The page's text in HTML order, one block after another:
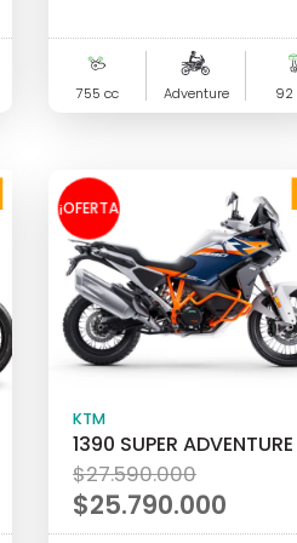
755 cc Adventure 92
¡OFERTA
!
KTM
1390 SUPER ADVENTURE
$27.590.000El
precio
original
$25.790.000
El